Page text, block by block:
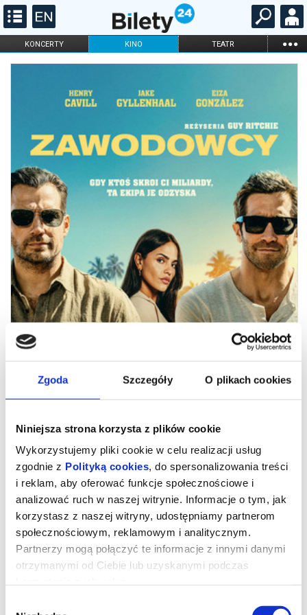
Zgoda Szczegóły O plikach cookies
Niniejsza strona korzysta z plików cookie
Wykorzystujemy pliki cookie w celu realizacji usług
zgodnie z Polityką cookies, do spersonalizowania treści
i reklam, aby oferować funkcje społecznościowe i
analizować ruch w naszej witrynie. Informacje o tym, jak
korzystasz z naszej witryny, udostępniamy partnerom
społecznościowym, reklamowym i analitycznym.
Partnerzy mogą połączyć te informacje z innymi danymi
otrzymanymi od Ciebie lub uzyskanymi podczas
KONCERTY KINO TEATR ...
FILHARMONIA OPERA I BALET
Zawodowcy
JAKE GYLLENHAAL I HENRY CAVILL jako specjaliści od brudnej
roboty w błyskotliwie skonstruowanym filmie akcji w reżyserii
GUYA RITCHIEGO.
humoru w najlepszym filmie Guya Ritchiego od czasu